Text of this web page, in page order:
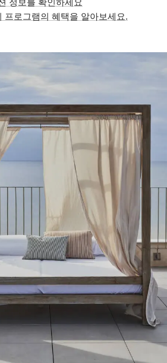
로그램의 혜택을 알아보세요.